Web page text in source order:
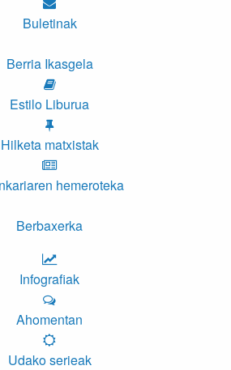
Buletinak
Berria Ikasgela
Estilo Liburua
Hilketa matxistak
hemeroteka
Berbaxerka
Infografiak
Ahomentan
Udako serieak